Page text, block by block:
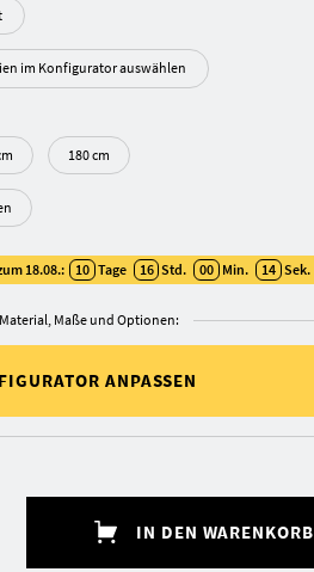
im Konfigurator auswählen
180 cm
18.08.: 10 Tage 16 Std. 00 Min. 13 Sek.
Maße und Optionen:
ANPASSEN
IN DEN WARENKORB